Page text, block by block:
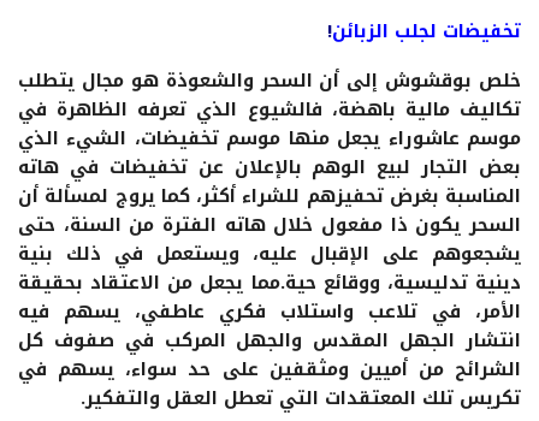
تخفيضات لجلب الزبائن!
خلص بوقشوش إلى أن السحر والشعوذة هو مجال يتطلب
تكاليف مالية باهضة، فالشيوع الذي تعرفه الظاهرة في
موسم عاشوراء يجعل منها موسم تخفيضات، الشيء الذي
بعض التجار لبيع الوهم بالإعلان عن تخفيضات في هاته
المناسبة بغرض تحفيزهم للشراء أكثر، كما يروج لمسألة أن
السحر يكون ذا مفعول خلال هاته الفترة من السنة، حتى
يشجعوهم على الإقبال عليه، ويستعمل في ذلك بنية
دينية تدليسية، ووقائع حية.مما يجعل من الاعتقاد بحقيقة
الأمر، في تلاعب واستلاب فكري عاطفي، يسهم فيه
انتشار الجهل المقدس والجهل المركب في صفوف كل
الشرائح من أميين ومثقفين على حد سواء، يسهم في
تكريس تلك المعتقدات التي تعطل العقل والتفكير.